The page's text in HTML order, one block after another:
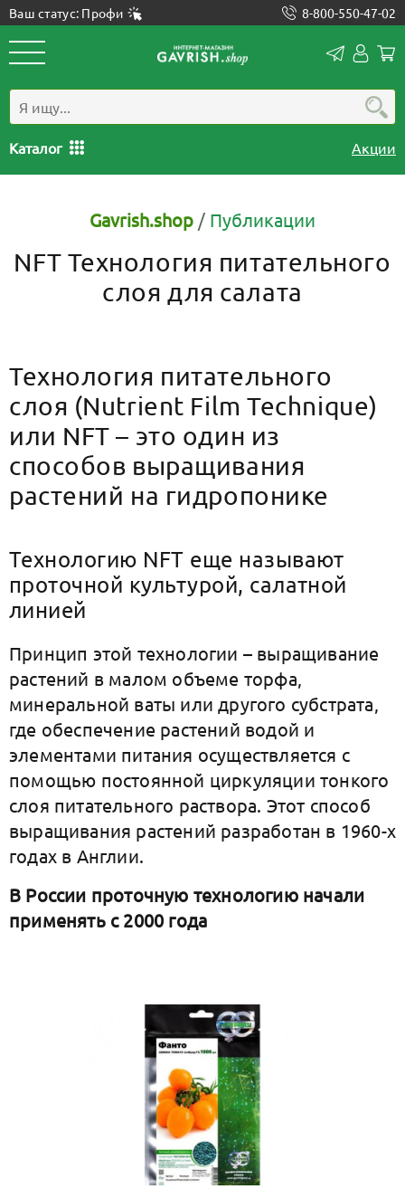
Ваш статус: Профи 8-800-550-47-02
Каталог Акции
Gavrish.shop / Публикации
NFT Технология питательного
слоя для салата
Технология питательного
слоя (Nutrient Film Technique)
или NFT – это один из
способов выращивания
растений на гидропонике
Технологию NFT еще называют
проточной культурой, салатной
линией
Принцип этой технологии – выращивание
растений в малом объеме торфа,
минеральной ваты или другого субстрата,
где обеспечение растений водой и
элементами питания осуществляется с
помощью постоянной циркуляции тонкого
слоя питательного раствора. Этот способ
выращивания растений разработан в 1960-х
годах в Англии.
В России проточную технологию начали
применять с 2000 года